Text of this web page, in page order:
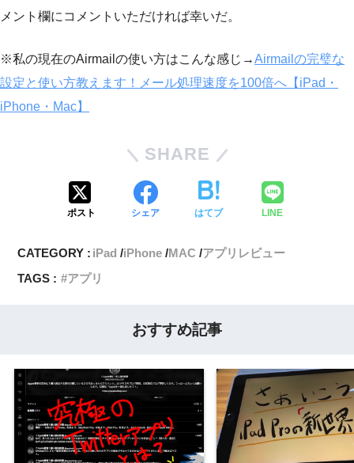
メント欄にコメントいただければ幸いだ。
※私の現在のAirmailの使い方はこんな感じ→Airmailの完璧な
設定と使い方教えます！メール処理速度を100倍へ【iPad・
iPhone・Mac】
SHARE
ポスト シェア はてブ LINE
CATEGORY : iPad iPhone MAC アプリレビュー
TAGS :
アプリ
おすすめ記事